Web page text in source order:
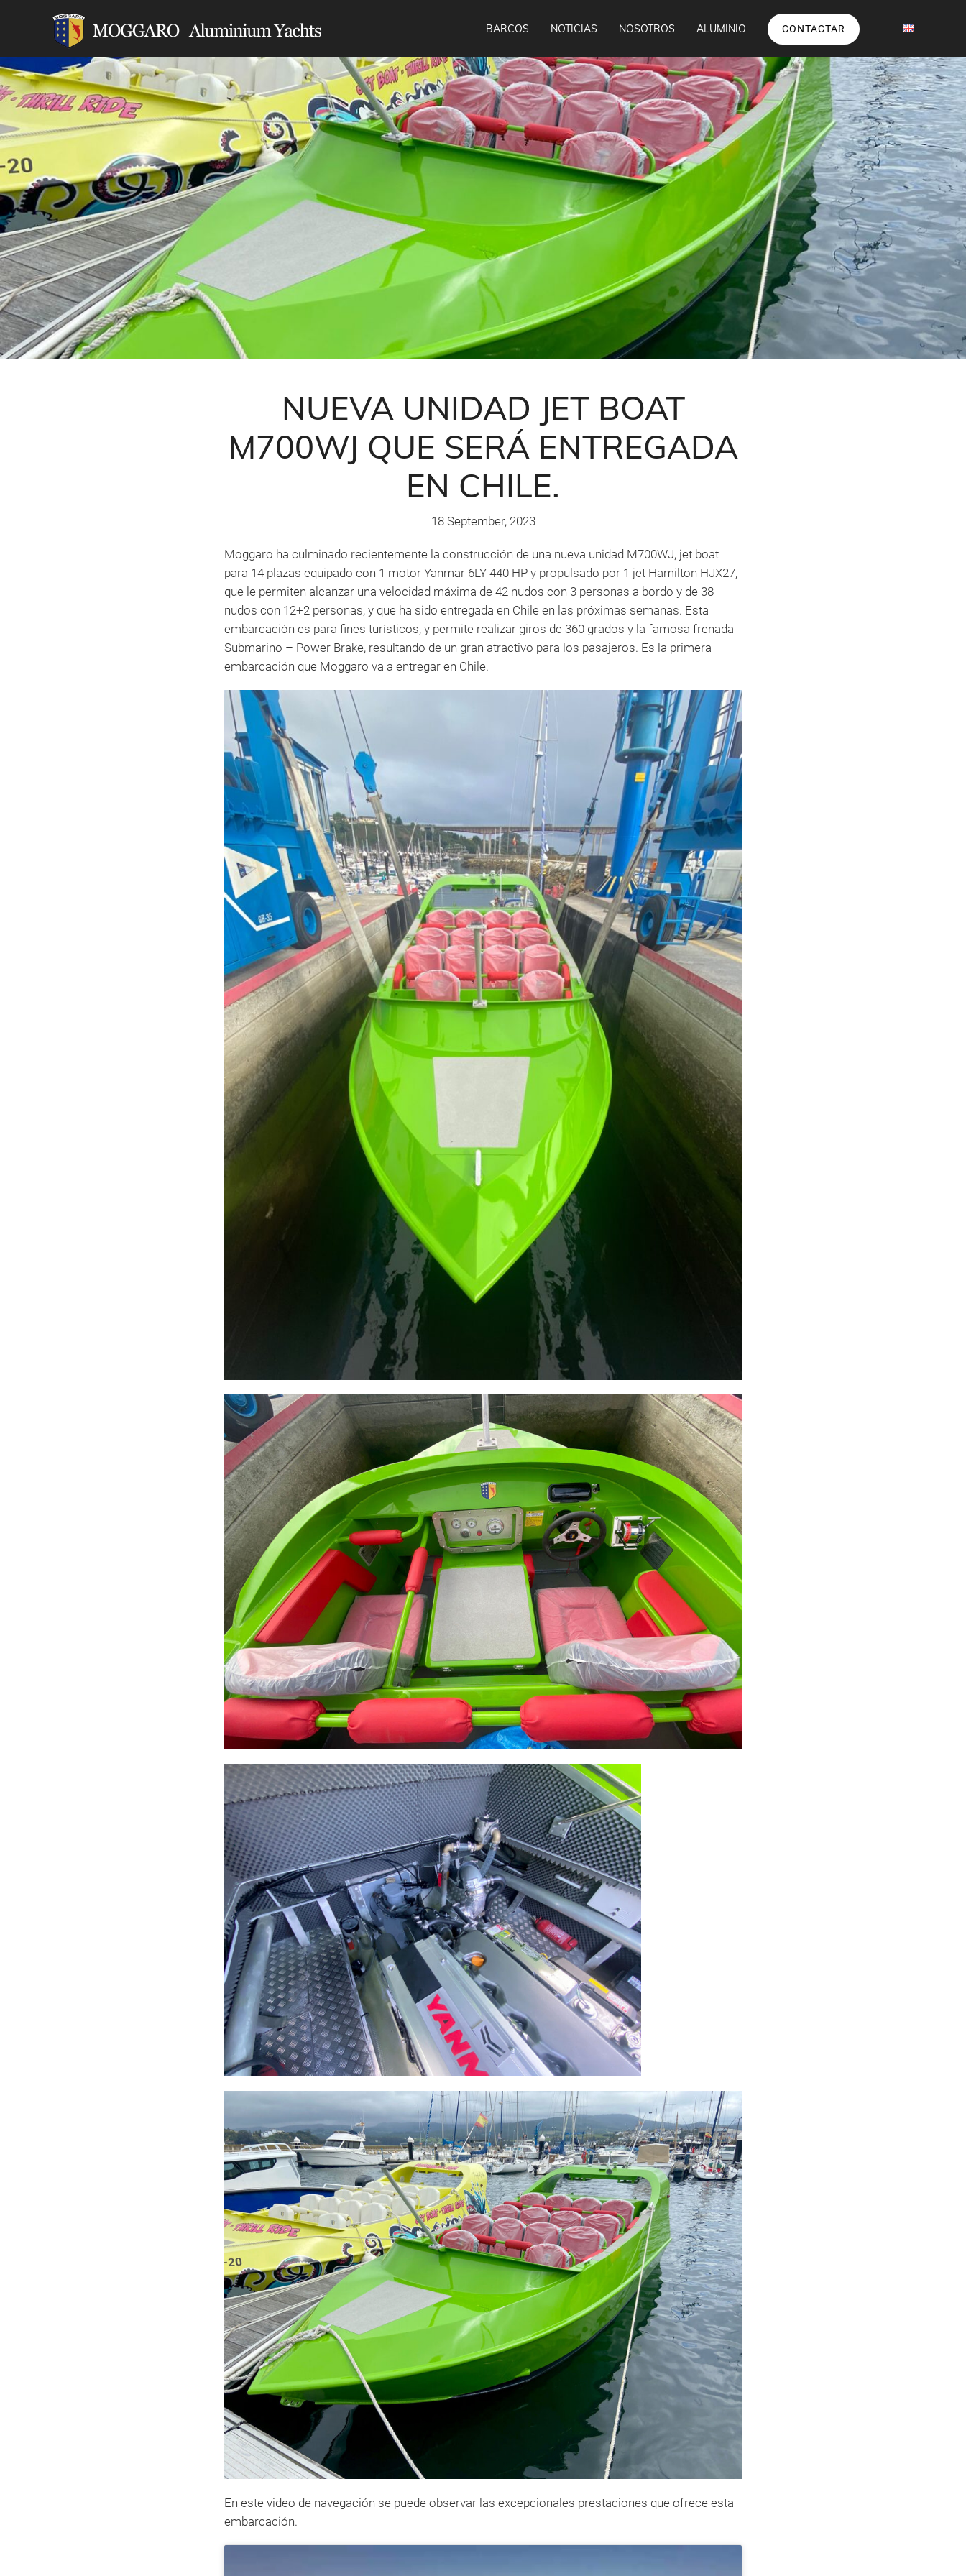
BARCOS NOTICIAS NOSOTROS ALUMINIO CONTACTAR
NUEVA UNIDAD JET BOAT
M700WJ QUE SERÁ ENTREGADA
EN CHILE.
18 September, 2023
Moggaro ha culminado recientemente la construcción de una nueva unidad M700WJ, jet boat
para 14 plazas equipado con 1 motor Yanmar 6LY 440 HP y propulsado por 1 jet Hamilton HJX27,
que le permiten alcanzar una velocidad máxima de 42 nudos con 3 personas a bordo y de 38
nudos con 12+2 personas, y que ha sido entregada en Chile en las próximas semanas. Esta
embarcación es para fines turísticos, y permite realizar giros de 360 grados y la famosa frenada
Submarino – Power Brake, resultando de un gran atractivo para los pasajeros. Es la primera
embarcación que Moggaro va a entregar en Chile.
En este video de navegación se puede observar las excepcionales prestaciones que ofrece esta
embarcación.